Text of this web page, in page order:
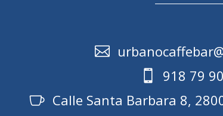

 918 79
 Calle Santa Barbara 8,